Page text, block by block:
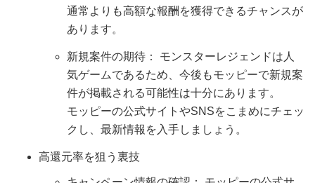
通常よりも高額な報酬を獲得できるチャンスが
あります。
新規案件の期待： モンスターレジェンドは人
気ゲームであるため、今後もモッピーで新規案
件が掲載される可能性は十分にあります。
モッピーの公式サイトやSNSをこまめにチェッ
クし、最新情報を入手しましょう。
高還元率を狙う裏技